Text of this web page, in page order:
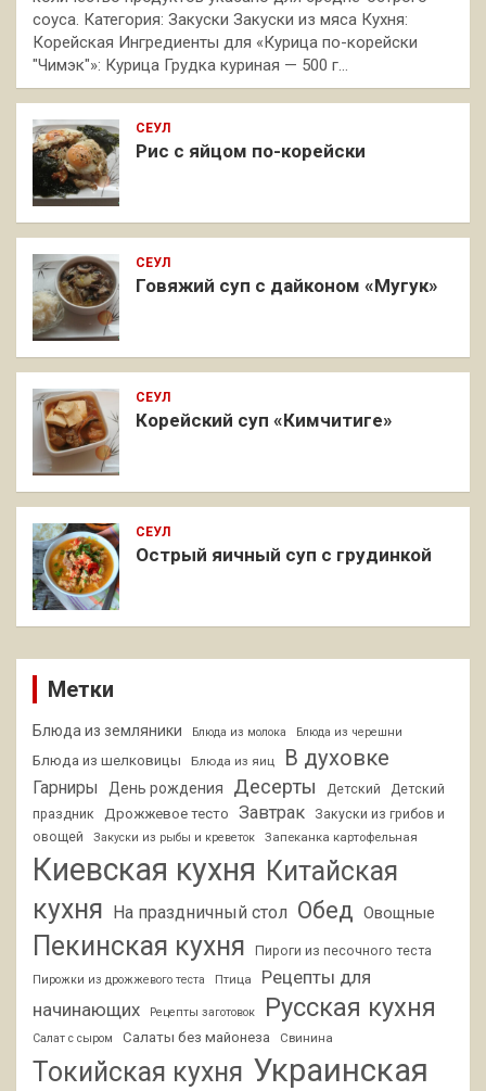
соуса. Категория: Закуски Закуски из мяса Кухня:
Корейская Ингредиенты для «Курица по-корейски
"Чимэк"»: Курица Грудка куриная — 500 г…
СЕУЛ
Рис с яйцом по-корейски
СЕУЛ
Говяжий суп с дайконом «Мугук»
СЕУЛ
Корейский суп «Кимчитиге»
СЕУЛ
Острый яичный суп с грудинкой
Метки
Блюда из земляники Блюда из молока Блюда из черешни
Блюда из шелковицы Блюда из яиц В духовке
Гарниры День рождения Десерты Детский
Детский
праздник
Дрожжевое тесто Завтрак
Закуски из грибов и
овощей
Закуски из рыбы и креветок Запеканка картофельная
Киевская кухня Китайская
кухня
На праздничный стол Обед Овощные
Пекинская кухня Пироги из песочного теста
Пирожки из дрожжевого теста Птица
Рецепты для
начинающих
Рецепты заготовок Русская кухня
Салат с сыром Салаты без майонеза Свинина
Токийская кухня Украинская